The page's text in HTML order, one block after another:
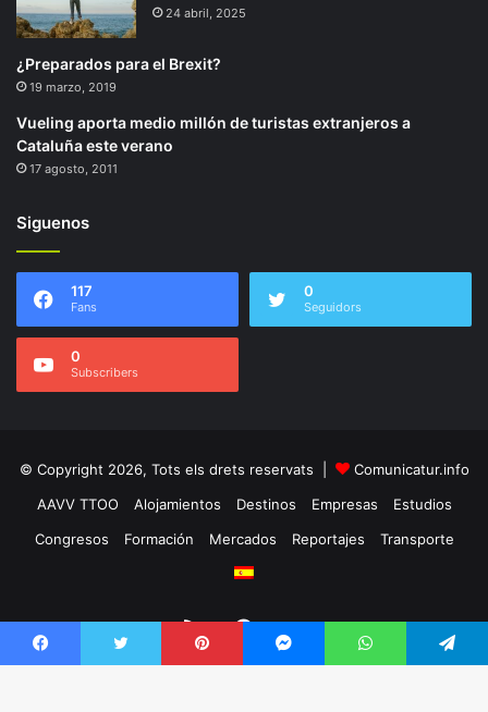
24 abril, 2025
¿Preparados para el Brexit?
19 marzo, 2019
Vueling aporta medio millón de turistas extranjeros a
Cataluña este verano
17 agosto, 2011
Siguenos
117
Fans
0
Seguidors
0
Subscribers
© Copyright 2026, Tots els drets reservats |
Comunicatur.info
AAVV TTOO
Alojamientos Destinos Empresas
Estudios
Congresos
Formación Mercados Reportajes Transporte
RSS Facebook
Twitter
Facebook Twitter Pinterest Messenger WhatsApp Telegram